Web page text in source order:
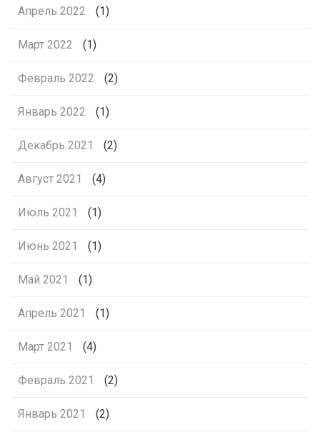
Апрель 2022 (1)
Март 2022 (1)
Февраль 2022 (2)
Январь 2022 (1)
Декабрь 2021 (2)
Август 2021 (4)
Июль 2021 (1)
Июнь 2021 (1)
Май 2021 (1)
Апрель 2021 (1)
Март 2021 (4)
Февраль 2021 (2)
Январь 2021 (2)